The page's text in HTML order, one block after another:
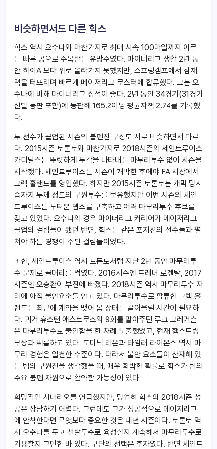
비슷하면서도 다른 힉스
힉스 역시 오수나와 마찬가지로 최대 시속 100마일까지 이르
는 빠른 공으로 주목받는 유망주였다. 마이너리그 생활 2년 동
안 하이A 보다 위로 올라가지 못했지만, 스프링캠프에서 잠재
력을 터뜨리며 빠르게 메이저리그 로스터에 합류했다. 그는 오
수나에 비해 마이너리그 성적이 좋다. 2년 동안 34경기(31경기
선발 등판 포함)에 등판해 165.2이닝 평균자책 2.74를 기록했
다.
두 선수가 콜업된 시즌의 불펜진 구성도 서로 비슷하면서 다르
다. 2015시즌 토론토와 마찬가지로 2018시즌의 세인트루이스
카디널스는 뚜렷하게 두각을 나타내는 마무리투수 없이 시즌을
시작했다. 세인트루이스는 시즌이 개막한 후에야 FA 시장에서
그렉 홀랜드를 영입했다. 하지만 2015시즌 토론토는 개막 당시
습자지 두께 정도의 구원투수를 보유했지만 이번 시즌의 세인
트루이스는 두터운 뎁스를 구축하고 여러 마무리투수 후보를
갖고 있었다. 오수나의 경우 마이너리그 커리어가 메이저리그
콜업의 걸림돌이 됐던 반면, 힉스는 같은 포지션의 선수들과 펼
쳐야 하는 경쟁이 주된 걸림돌이었다.
또한, 세인트루이스 역시 토론토처럼 지난 2년 동안 마무리투
수 문제로 골머리를 썩였다. 2016시즌엔 트레버 로젠탈, 2017
시즌엔 오승환이 부진에 빠졌다. 2018시즌 역시 마무리투수 자
리에 아직 불안요소를 안고 있다. 마무리투수로 합류한 그렉 홀
랜드는 최근에 계약을 맺어 몸 상태를 끌어올릴 시간이 필요하
다. 과거 휴스턴 애스트로스의 9회를 맡아주던 루크 그레거슨
은 마무리투수로 불안함을 한 차례 노출했었고, 현재 햄스트링
부상과 씨름하고 있다. 도미닉 리온과 타일러 라이온스 역시 마
무리 경험은 일천한 수준이다. 따라서 불안 요소들이 산재해 있
는 팀의 구원진을 생각했을 때, 매우 희박한 확률로 힉스가 팀의
주요 불펜 자원으로 활약할 가능성이 있다.
희망적인 시나리오를 언급했지만, 당연히 힉스의 2018시즌 성
공은 장담하기 어렵다. 그런데도 그가 성공적으로 메이저리그
에 안착한다면 무엇보다 중요한 것은 내년 시즌이다. 토론토 역
시 오수나를 두고 선발투수로 육성할지 계속해서 마무리투수로
기용할지 고민한 바 있다. 구단의 선택은 후자였다. 반면 세인트